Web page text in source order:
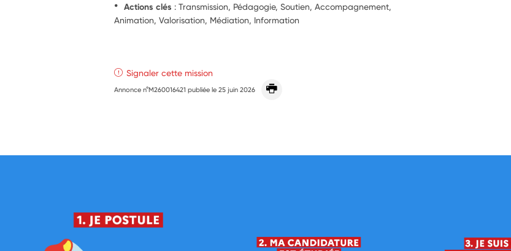
Actions clés : Transmission, Pédagogie, Soutien, Accompagnement,
Animation, Valorisation, Médiation, Information
Signaler cette mission
Annonce n°M260016421 publiée le25 juin 2026